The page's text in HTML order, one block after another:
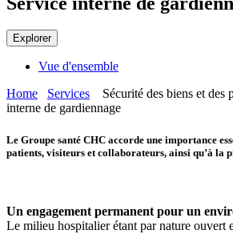
Explorer
Vue d'ensemble
Home
Services
Sécurité des biens et des
interne de gardiennage
Le Groupe santé CHC accorde une importance
patients, visiteurs et collaborateurs, ainsi qu’à la
Un engagement permanent pour un
Le milieu hospitalier étant par nature ouvert